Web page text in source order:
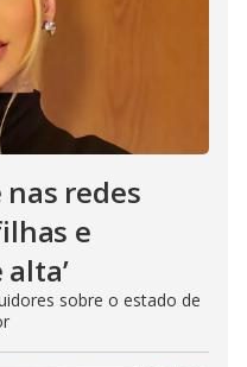
redes
e
sobre o estado de